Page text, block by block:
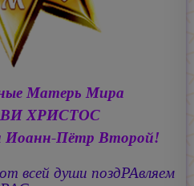
Матерь Мира
ХРИСТОС
Иоанн-Пётр Второй!
всей души поздРАвляем